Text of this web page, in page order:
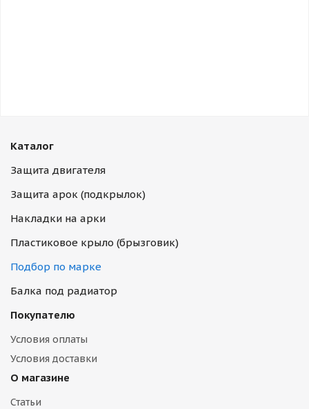
Каталог
Защита двигателя
Защита арок (подкрылок)
Накладки на арки
Пластиковое крыло (брызговик)
Подбор по марке
Балка под радиатор
Покупателю
Условия оплаты
Условия доставки
О магазине
Статьи